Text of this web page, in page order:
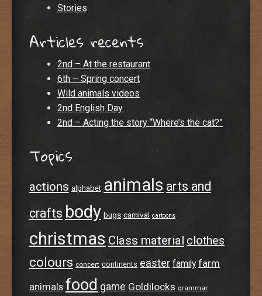
Stories
Articles recents
2nd – At the restaurant
6th – Spring concert
Wild animals videos
2nd English Day
2nd – Acting the story “Where’s the cat?”
Topics
actions alphabet animals arts and
crafts body bugs carnival cartoons
christmas Class material clothes
colours concert continents easter family farm
animals food game Goldilocks grammar